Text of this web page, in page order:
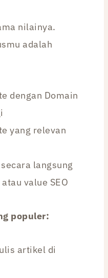
nilainya.
adalah
dengan Domain
yang relevan
langsung
value SEO
populer:
artikel di